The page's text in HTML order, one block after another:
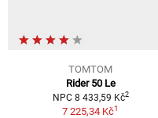
TOMTOM
Rider 50 Le
NPC 8 433,59 Kč2
7 225,34 Kč1